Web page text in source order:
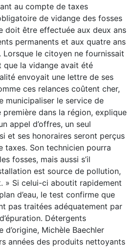
au compte de taxes
de vidange des fosses
doit être effectuée aux deux ans
permanents et aux quatre ans
Lorsque le citoyen ne fournissait
que la vidange avait été
envoyait une lettre de ses
ces relances coûtent cher,
municipaliser le service de
première dans la région, explique
appel d’offres, un seul
et ses honoraires seront perçus
taxes. Son technicien pourra
fosses, mais aussi s’il
est source de pollution,
» Si celui-ci aboutit rapidement
d’eau, le test confirme que
pas traitées adéquatement par
Détergents
d’origine, Michèle Baechler
années des produits nettoyants